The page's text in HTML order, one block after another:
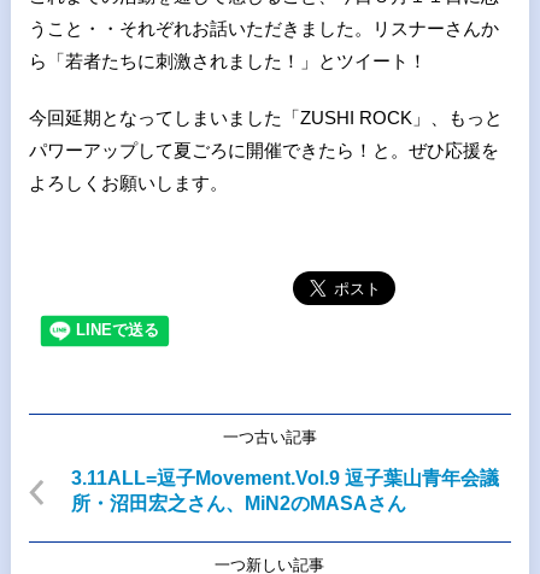
うこと・・それぞれお話いただきました。リスナーさんか
ら「若者たちに刺激されました！」とツイート！
今回延期となってしまいました「ZUSHI ROCK」、もっと
パワーアップして夏ごろに開催できたら！と。ぜひ応援を
よろしくお願いします。
一つ古い記事
3.11ALL=逗子Movement.Vol.9 逗子葉山青年会議
所・沼田宏之さん、MiN2のMASAさん
一つ新しい記事